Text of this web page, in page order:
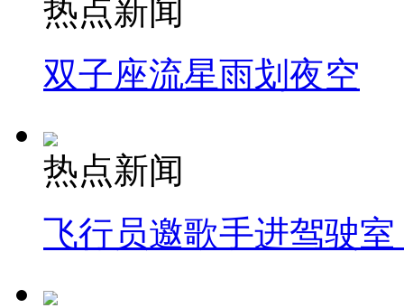
热点新闻
双子座流星雨划夜空
热点新闻
飞行员邀歌手进驾驶